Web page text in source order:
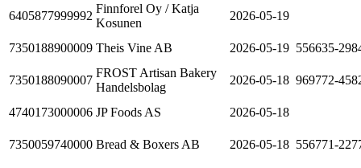
6405877999992
Finnforel Oy / Katja
Kosunen
2026-05-19
7350188900009 Theis Vine AB 2026-05-19 556635-
7350188090007
FROST Artisan Bakery
Handelsbolag
2026-05-18 969772-
4740173000006 JP Foods AS 2026-05-18
7350059740000 Bread & Boxers AB 2026-05-18 556771-